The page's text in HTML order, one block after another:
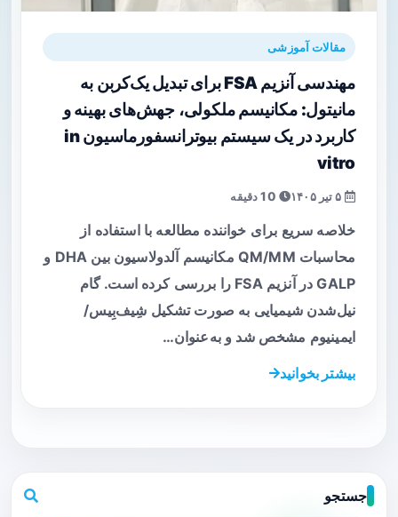
مقالات آموزشی
مهندسی آنزیم FSA برای تبدیل یک‌کربن به
مانیتول: مکانیسم ملکولی، جهش‌های بهینه و
کاربرد در یک سیستم بیوترانسفورماسیون in
vitro
خلاصه سریع برای خواننده مطالعه با استفاده از
محاسبات QM/MM مکانیسم آلدولاسیون بین DHA و
GALP در آنزیم FSA را بررسی کرده است. گام
نیل‌شدن شیمیایی به صورت تشکیل شِیف‌بِیس/
ایمینیوم مشخص شد و به‌عنوان…
بیشتر بخوانید
جستجو